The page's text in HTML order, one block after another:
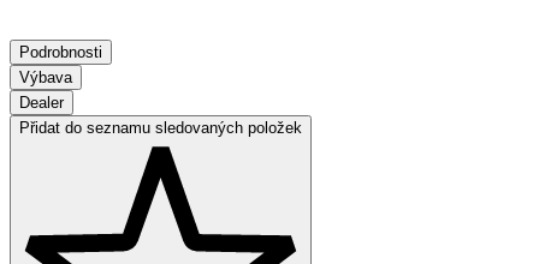
Podrobnosti
Výbava
Dealer
Přidat do seznamu sledovaných položek